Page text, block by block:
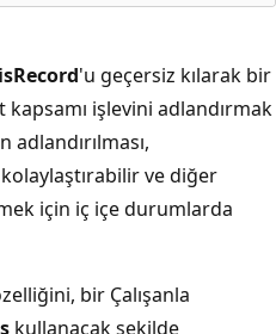
'u geçersiz kılarak bir
kapsamı işlevini adlandırmak
adlandırılması,
ve diğer
için iç içe durumlarda
bir Çalışanla
kullanacak şekilde